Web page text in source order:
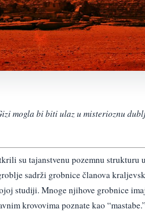
mogla bi biti ulaz u misterioznu
su tajanstvenu pozemnu strukturu
sadrži grobnice članova
studiji. Mnoge njihove grobnice
krovovima poznate kao